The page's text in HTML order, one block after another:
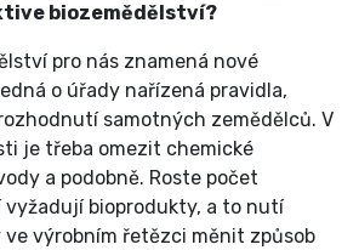
biozemědělství?
pro nás znamená nové
o úřady nařízená pravidla,
samotných zemědělců. V
je třeba omezit chemické
a podobně. Roste počet
bioprodukty, a to nutí
výrobním řetězci měnit způsob